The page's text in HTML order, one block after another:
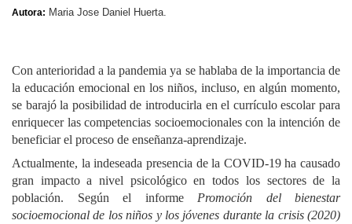
Autora: Maria Jose Daniel Huerta.
Con anterioridad a la pandemia ya se hablaba de la importancia de
la educación emocional en los niños, incluso, en algún momento,
se barajó la posibilidad de introducirla en el currículo escolar para
enriquecer las competencias socioemocionales con la intención de
beneficiar el proceso de enseñanza-aprendizaje.
Actualmente, la indeseada presencia de la COVID-19 ha causado
gran impacto a nivel psicológico en todos los sectores de la
población. Según el informe Promoción del bienestar
socioemocional de los niños y los jóvenes durante la crisis (2020)